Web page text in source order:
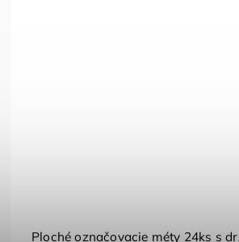
Ploché označovacie méty 24ks s